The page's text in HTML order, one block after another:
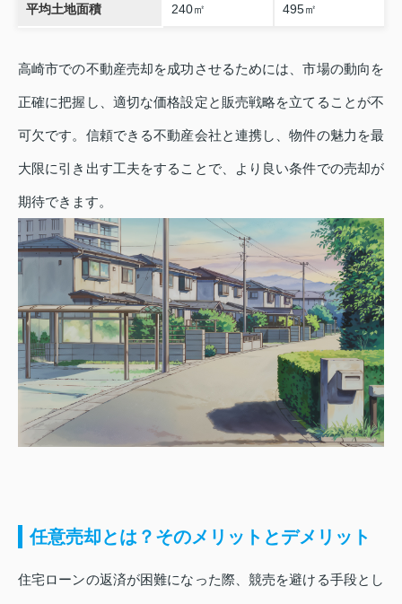
平均土地面積 240㎡ 495㎡
高崎市での不動産売却を成功させるためには、市場の動向を
正確に把握し、適切な価格設定と販売戦略を立てることが不
可欠です。信頼できる不動産会社と連携し、物件の魅力を最
大限に引き出す工夫をすることで、より良い条件での売却が
期待できます。
任意売却とは？そのメリットとデメリット
住宅ローンの返済が困難になった際、競売を避ける手段とし